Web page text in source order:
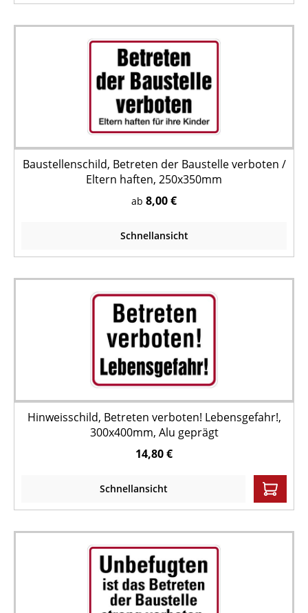
Baustellenschild, Betreten der Baustelle verboten /
Eltern haften, 250x350mm
ab 8,00 €
Schnellansicht
Hinweisschild, Betreten verboten! Lebensgefahr!,
300x400mm, Alu geprägt
14,80 €
Schnellansicht